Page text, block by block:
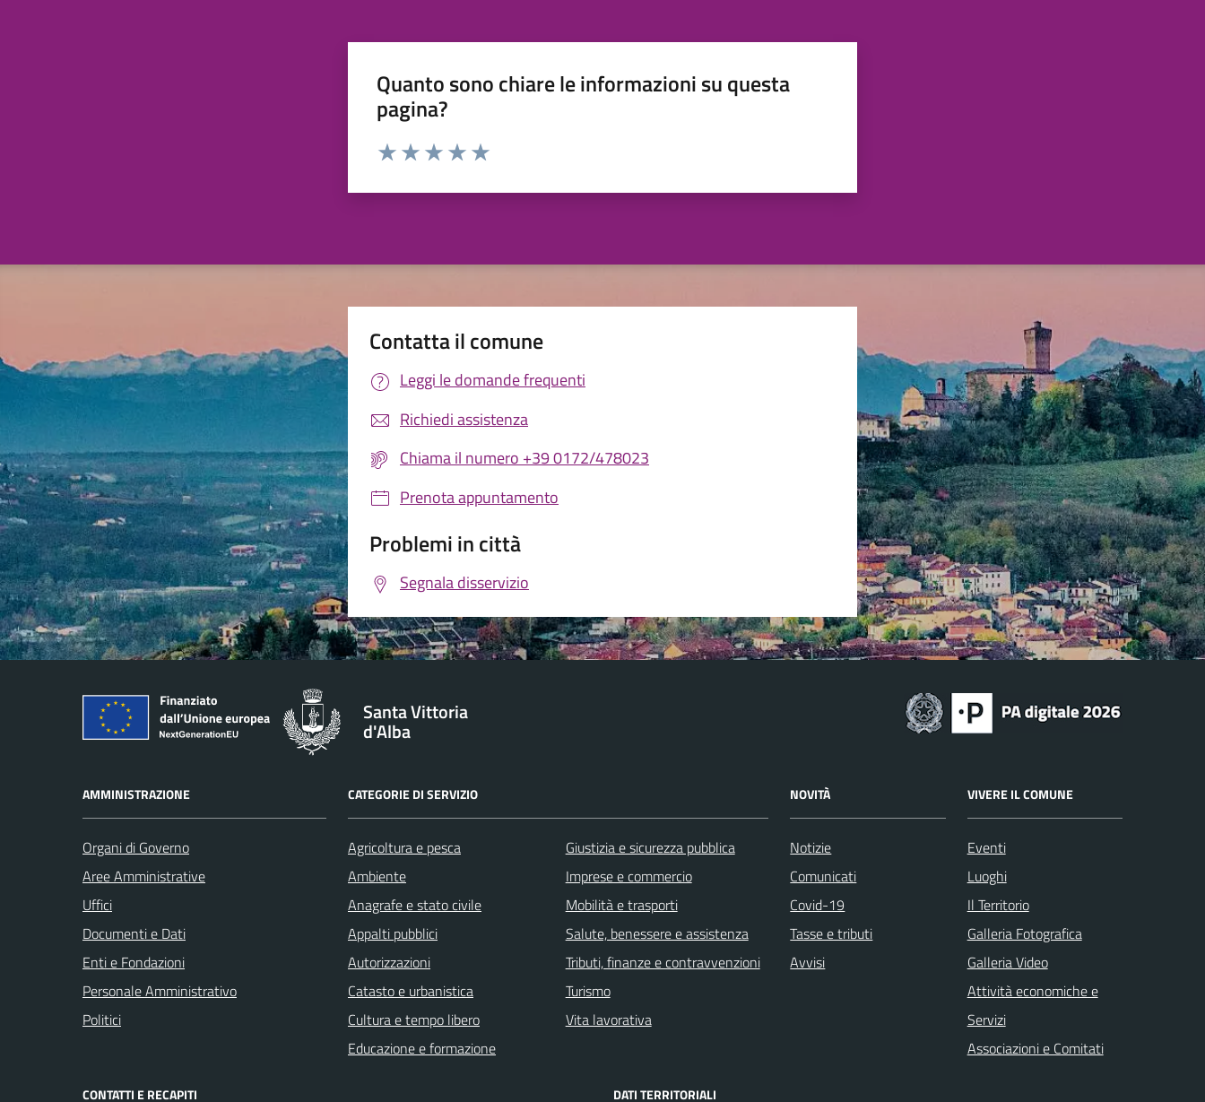
Quanto sono chiare le informazioni su questa
pagina?
Valuta da 1 a 5 stelle la pagina
Contatta il comune
Leggi le domande frequenti
Richiedi assistenza
Chiama il numero +39 0172/478023
Prenota appuntamento
Problemi in città
Segnala disservizio
Santa Vittoria
d'Alba
AMMINISTRAZIONE
Organi di Governo
Aree Amministrative
Uffici
Documenti e Dati
Enti e Fondazioni
Personale Amministrativo
Politici
CATEGORIE DI SERVIZIO
Agricoltura e pesca
Ambiente
Anagrafe e stato civile
Appalti pubblici
Autorizzazioni
Catasto e urbanistica
Cultura e tempo libero
Educazione e formazione
Giustizia e sicurezza pubblica
Imprese e commercio
Mobilità e trasporti
Salute, benessere e assistenza
Tributi, finanze e contravvenzioni
Turismo
Vita lavorativa
NOVITÀ
Notizie
Comunicati
Covid-19
Tasse e tributi
Avvisi
VIVERE IL COMUNE
Eventi
Luoghi
Il Territorio
Galleria Fotografica
Galleria Video
Attività economiche e
Servizi
Associazioni e Comitati
CONTATTI E RECAPITI DATI TERRITORIALI